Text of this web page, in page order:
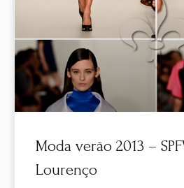
Moda verão 2013 –
Lourenço